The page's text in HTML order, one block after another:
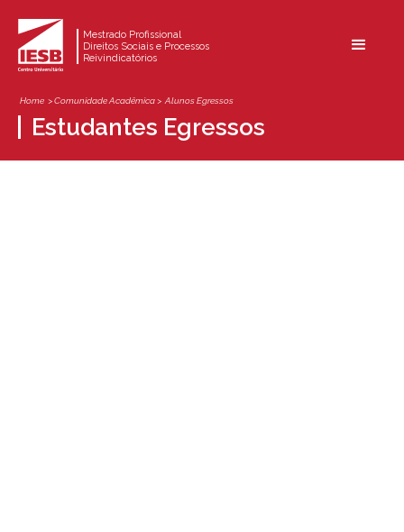
Mestrado Profissional
Direitos Sociais e Processos
Reivindicatórios
Home > Comunidade Acadêmica > Alunos Egressos
Estudantes Egressos